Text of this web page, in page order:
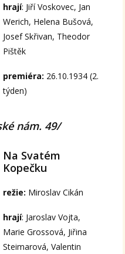
hrají: Jiří Voskovec, Jan
Werich, Helena Bušová,
Josef Skřivan, Theodor
Pištěk
premiéra: 26.10.1934 (2.
týden)
nám. 49/
Na Svatém
Kopečku
režie: Miroslav Cikán
hrají: Jaroslav Vojta,
Marie Grossová, Jiřina
Steimarová, Valentin